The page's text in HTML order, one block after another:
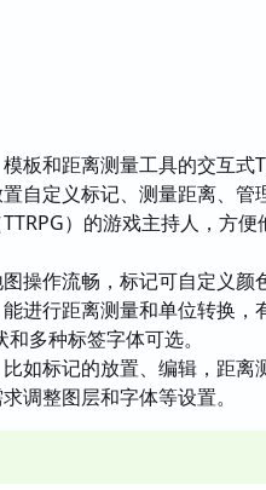
板和距离测量工具的交互式
自定义标记、测量距离、管
）的游戏主持人，方
操作流畅，标记可自定义颜
进行距离测量和单位转换，
多种标签字体可选。
如标记的放置、编辑，距离
调整图层和字体等设置。